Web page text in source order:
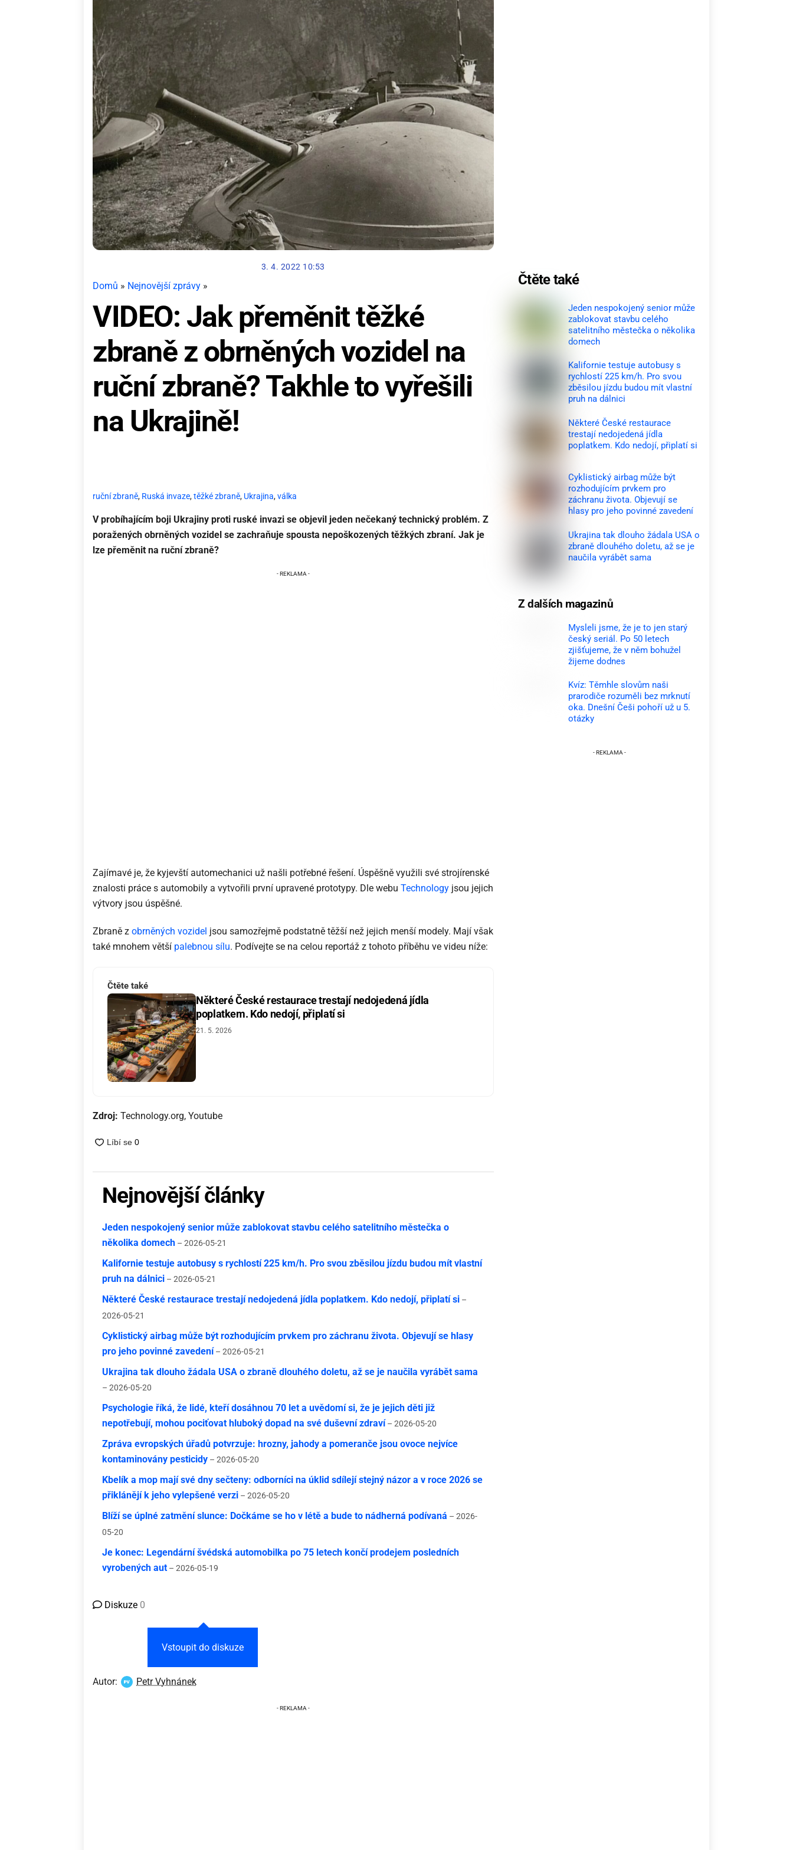
3. 4. 2022 10:53
Domů » Nejnovější zprávy »
VIDEO: Jak přeměnit těžké
zbraně z obrněných vozidel na
ruční zbraně? Takhle to vyřešili
na Ukrajině!
ruční zbraně, Ruská invaze,těžké zbraně, Ukrajina,válka
V probíhajícím boji Ukrajiny proti ruské invazi se objevil jeden nečekaný technický problém. Z
poražených obrněných vozidel se zachraňuje spousta nepoškozených těžkých zbraní. Jak je
lze přeměnit na ruční zbraně?
Zajímavé je, že kyjevští automechanici už našli potřebné řešení. Úspěšně využili své strojírenské
znalosti práce s automobily a vytvořili první upravené prototypy. Dle webu Technology jsou jejich
výtvory jsou úspěšné.
Zbraně z obrněných vozidel jsou samozřejmě podstatně těžší než jejich menší modely. Mají však
také mnohem větší palebnou sílu. Podívejte se na celou reportáž z tohoto příběhu ve videu níže:
Čtěte také
Některé České restaurace trestají nedojedená jídla
poplatkem. Kdo nedojí, připlatí si
21. 5. 2026
Zdroj: Technology.org, Youtube
Nejnovější články
Jeden nespokojený senior může zablokovat stavbu celého satelitního městečka o
několika domech – 2026-05-21
Kalifornie testuje autobusy s rychlostí 225 km/h. Pro svou zběsilou jízdu budou mít vlastní
pruh na dálnici – 2026-05-21
Některé České restaurace trestají nedojedená jídla poplatkem. Kdo nedojí, připlatí si –
2026-05-21
Cyklistický airbag může být rozhodujícím prvkem pro záchranu života. Objevují se hlasy
pro jeho povinné zavedení – 2026-05-21
Ukrajina tak dlouho žádala USA o zbraně dlouhého doletu, až se je naučila vyrábět sama
– 2026-05-20
Psychologie říká, že lidé, kteří dosáhnou 70 let a uvědomí si, že je jejich děti již
nepotřebují, mohou pociťovat hluboký dopad na své duševní zdraví – 2026-05-20
Zpráva evropských úřadů potvrzuje: hrozny, jahody a pomeranče jsou ovoce nejvíce
kontaminovány pesticidy – 2026-05-20
Kbelík a mop mají své dny sečteny: odborníci na úklid sdílejí stejný názor a v roce 2026 se
přiklánějí k jeho vylepšené verzi – 2026-05-20
Blíží se úplné zatmění slunce: Dočkáme se ho v létě a bude to nádherná podívaná – 2026-
05-20
Je konec: Legendární švédská automobilka po 75 letech končí prodejem posledních
vyrobených aut – 2026-05-19
Diskuze 0
Vstoupit do diskuze
Autor: Petr Vyhnánek
Čtěte také
Jeden nespokojený senior může
zablokovat stavbu celého
satelitního městečka o několika
domech
Kalifornie testuje autobusy s
rychlostí 225 km/h. Pro svou
zběsilou jízdu budou mít vlastní
pruh na dálnici
Některé České restaurace
trestají nedojedená jídla
poplatkem. Kdo nedojí, připlatí si
Cyklistický airbag může být
rozhodujícím prvkem pro
záchranu života. Objevují se
hlasy pro jeho povinné zavedení
Ukrajina tak dlouho žádala USA o
zbraně dlouhého doletu, až se je
naučila vyrábět sama
Z dalších magazinů
Mysleli jsme, že je to jen starý
český seriál. Po 50 letech
zjišťujeme, že v něm bohužel
žijeme dodnes
Kvíz: Těmhle slovům naši
prarodiče rozuměli bez mrknutí
oka. Dnešní Češi pohoří už u 5.
otázky